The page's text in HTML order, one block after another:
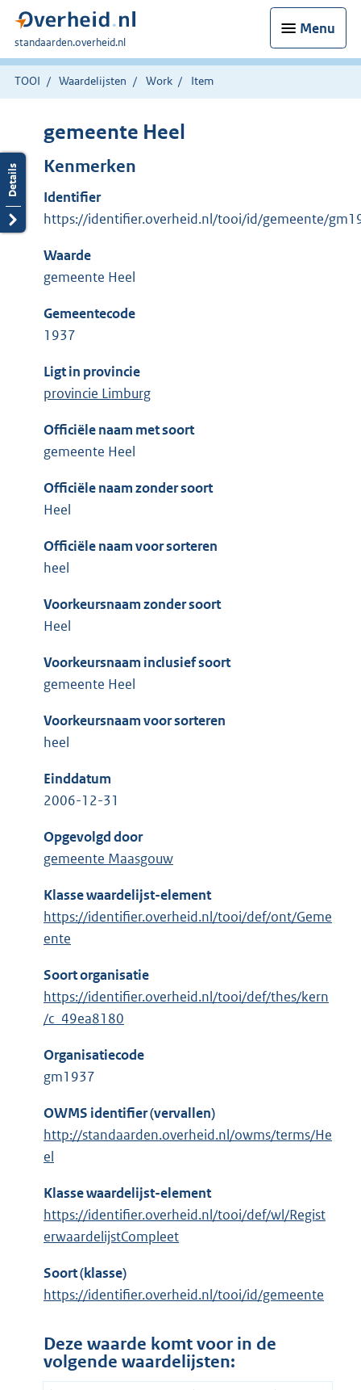
Menu
U
bent
hier:
standaarden.overheid.nl
TOOI Waardelijsten Work Item
gemeente Heel
Kenmerken
Identifier
https://identifier.overheid.nl/tooi/id/gemeente/
Waarde
gemeente Heel
Gemeentecode
1937
Ligt in provincie
provincie Limburg
Officiële naam met soort
gemeente Heel
Officiële naam zonder soort
Heel
Officiële naam voor sorteren
heel
Voorkeursnaam zonder soort
Heel
Voorkeursnaam inclusief soort
gemeente Heel
Voorkeursnaam voor sorteren
heel
Einddatum
2006-12-31
Opgevolgd door
gemeente Maasgouw
Klasse waardelijst-element
https://identifier.overheid.nl/tooi/def/ont/Geme
ente
Soort organisatie
https://identifier.overheid.nl/tooi/def/thes/kern
/c_49ea8180
Organisatiecode
gm1937
OWMS identifier (vervallen)
http://standaarden.overheid.nl/owms/terms/He
el
Klasse waardelijst-element
https://identifier.overheid.nl/tooi/def/wl/Regist
erwaardelijstCompleet
Soort (klasse)
https://identifier.overheid.nl/tooi/id/gemeente
Deze waarde komt voor in de
volgende waardelijsten: